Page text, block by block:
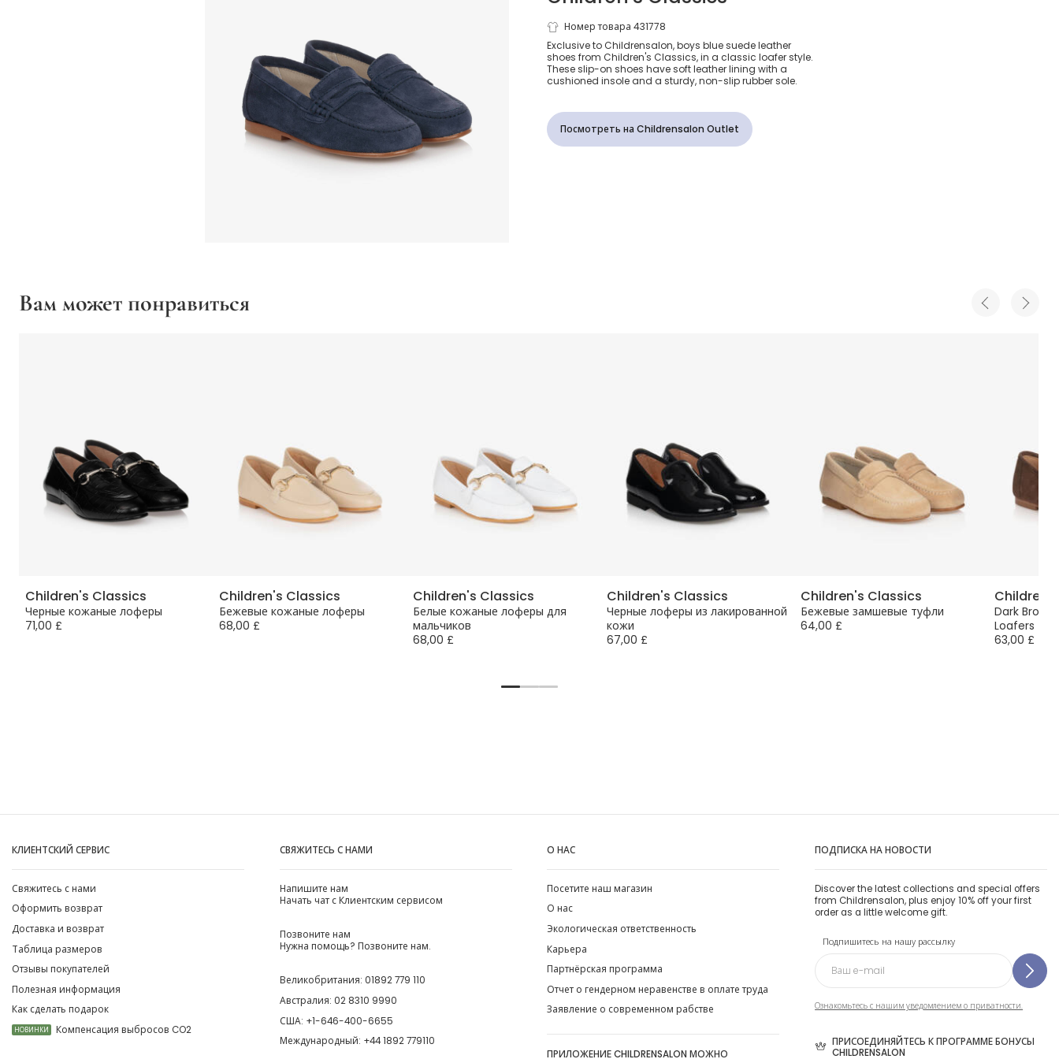
Синие замшевые
туфли для мальчиков
Номер товара 431778
Exclusive to Childrensalon, boys blue suede leather
shoes from Children's Classics, in a classic loafer style.
These slip-on shoes have soft leather lining with a
cushioned insole and a sturdy, non-slip rubber sole.
Посмотреть на Childrensalon Outlet
Вам может понравиться
Children's Classics
Черные кожаные лоферы
71,00 £
Children's Classics
Бежевые кожаные лоферы
68,00 £
Children's Classics
Белые кожаные лоферы для
мальчиков
68,00 £
Children's Classics
Черные лоферы из лакированной
кожи
67,00 £
Children's Classics
Бежевые замшевые туфли
64,00 £
Dark
Loafers
63,00 £
КЛИЕНТСКИЙ СЕРВИС
Свяжитесь с нами
Оформить возврат
Доставка и возврат
Таблица размеров
Отзывы покупателей
Полезная информация
Как сделать подарок
НОВИНКИ Компенсация выбросов CO2
СВЯЖИТЕСЬ С НАМИ
Напишите нам
Начать чат с Клиентским сервисом
Позвоните нам
Нужна помощь? Позвоните нам.
Великобритания: 01892 779 110
Австралия: 02 8310 9990
США: +1-646-400-6655
Международный: +44 1892 779110
О НАС
Посетите наш магазин
О нас
Экологическая ответственность
Карьера
Партнёрская программа
Отчет о гендерном неравенстве в оплате труда
Заявление о современном рабстве
ПРИЛОЖЕНИЕ CHILDRENSALON МОЖНО
ПОДПИСКА НА НОВОСТИ
Discover the latest collections and special offers
from Childrensalon, plus enjoy 10% off your first
order as a little welcome gift.
Подпишитесь на нашу рассылку
Ознакомьтесь с нашим уведомлением о приватности.
ПРИСОЕДИНЯЙТЕСЬ К ПРОГРАММЕ БОНУСЫ
CHILDRENSALON